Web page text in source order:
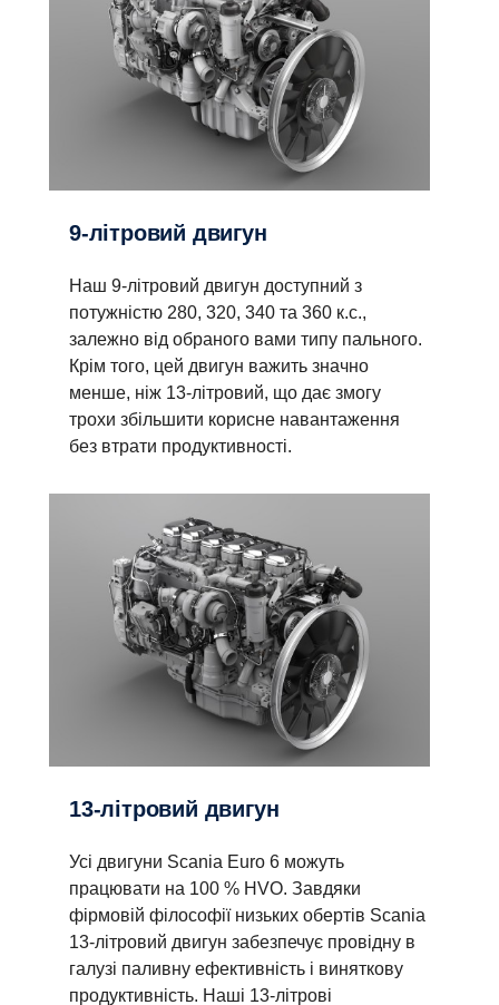
9-літровий двигун
Наш 9-літровий двигун доступний з
потужністю 280, 320, 340 та 360 к.с.,
залежно від обраного вами типу пального.
Крім того, цей двигун важить значно
менше, ніж 13-літровий, що дає змогу
трохи збільшити корисне навантаження
без втрати продуктивності.
13-літровий двигун
Усі двигуни Scania Euro 6 можуть
працювати на 100 % HVO. Завдяки
фірмовій філософії низьких обертів Scania
13-літровий двигун забезпечує провідну в
галузі паливну ефективність і виняткову
продуктивність. Наші 13-літрові